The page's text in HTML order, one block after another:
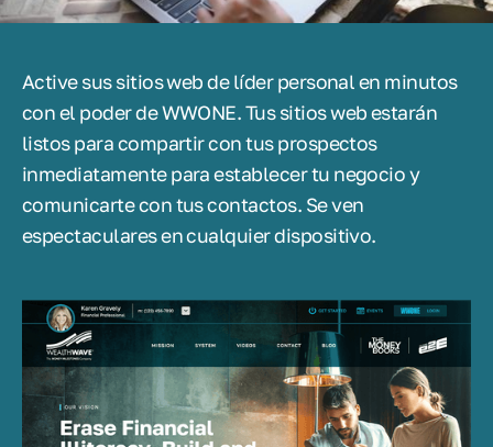
Active sus sitios web de líder personal en minutos
con el poder de WWONE. Tus sitios web estarán
listos para compartir con tus prospectos
inmediatamente para establecer tu negocio y
comunicarte con tus contactos. Se ven
espectaculares en cualquier dispositivo.